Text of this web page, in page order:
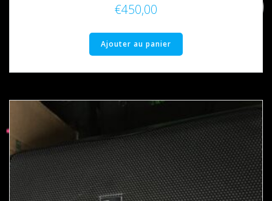
€450,00
Ajouter au panier